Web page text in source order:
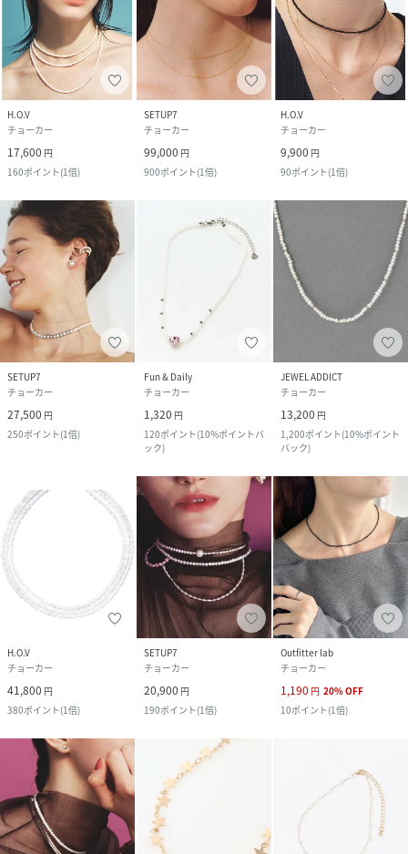
H.O.V
チョーカー
17,600 円
160ポイント(1倍)
SETUP7
チョーカー
99,000 円
900ポイント(1倍)
H.O.V
チョーカー
9,900 円
90ポイント(1倍)
SETUP7
チョーカー
27,500 円
250ポイント(1倍)
Fun & Daily
チョーカー
1,320 円
120ポイント(10%ポイントバ
ック)
JEWEL ADDICT
チョーカー
13,200 円
1,200ポイント(10%ポイント
バック)
H.O.V
チョーカー
41,800 円
380ポイント(1倍)
SETUP7
チョーカー
20,900 円
190ポイント(1倍)
Outfitter lab
チョーカー
1,190 円 20%OFF
10ポイント(1倍)